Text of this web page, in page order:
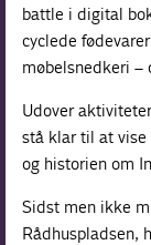
battle i digital
cyclede
møbelsnedkeri –
Udover
stå klar til at
og historien om
Sidst men ikke
Rådhuspladsen,